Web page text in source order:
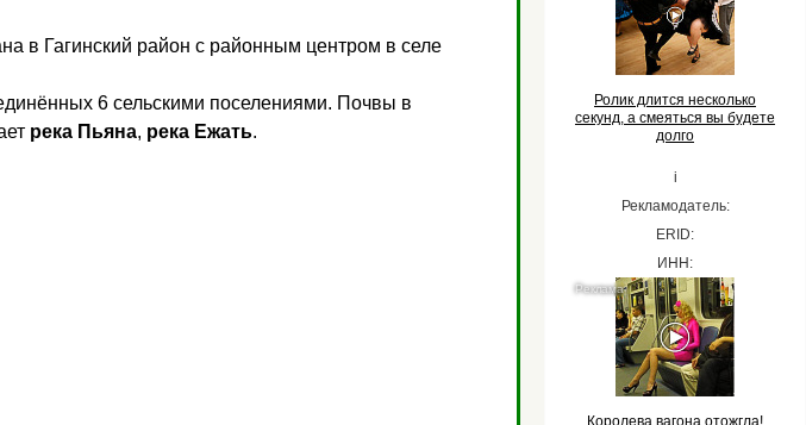
в Гагинский район с районным центром в селе
6 сельскими поселениями. Почвы в
река Пьяна, река Ежать.
Ролик длится несколько
секунд, а смеяться вы будете
долго
i
Рекламодатель:
ERID:
ИНН:
Королева вагона отожгла!